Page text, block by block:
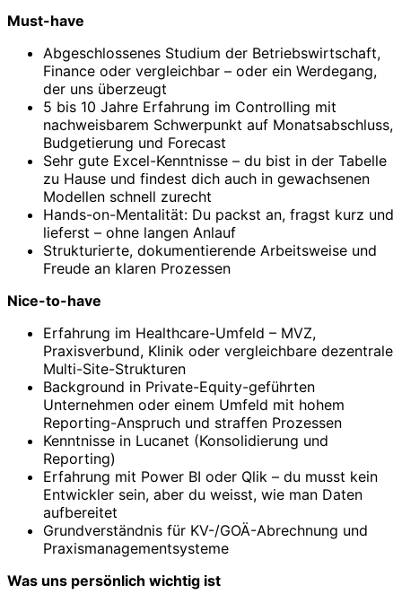
Must-have
Abgeschlossenes Studium der Betriebswirtschaft,
Finance oder vergleichbar – oder ein Werdegang,
der uns überzeugt
5 bis 10 Jahre Erfahrung im Controlling mit
nachweisbarem Schwerpunkt auf Monatsabschluss,
Budgetierung und Forecast
Sehr gute Excel-Kenntnisse – du bist in der Tabelle
zu Hause und findest dich auch in gewachsenen
Modellen schnell zurecht
Hands-on-Mentalität: Du packst an, fragst kurz und
lieferst – ohne langen Anlauf
Strukturierte, dokumentierende Arbeitsweise und
Freude an klaren Prozessen
Nice-to-have
Erfahrung im Healthcare-Umfeld – MVZ,
Praxisverbund, Klinik oder vergleichbare dezentrale
Multi-Site-Strukturen
Background in Private-Equity-geführten
Unternehmen oder einem Umfeld mit hohem
Reporting-Anspruch und straffen Prozessen
Kenntnisse in Lucanet (Konsolidierung und
Reporting)
Erfahrung mit Power BI oder Qlik – du musst kein
Entwickler sein, aber du weisst, wie man Daten
aufbereitet
Grundverständnis für KV-/GOÄ-Abrechnung und
Praxismanagementsysteme
Was uns persönlich wichtig ist